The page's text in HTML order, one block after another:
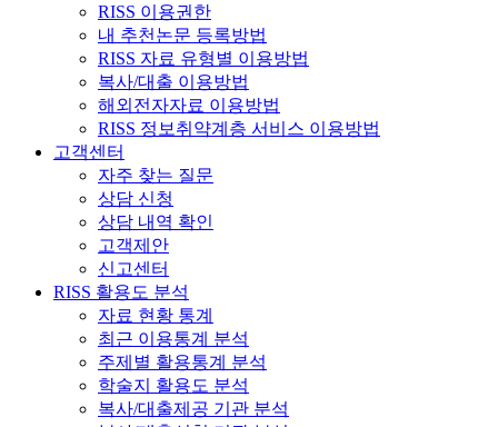
RISS 이용권한
내 추천논문 등록방법
RISS 자료 유형별 이용방법
복사/대출 이용방법
해외전자자료 이용방법
RISS 정보취약계층 서비스 이용방법
고객센터
자주 찾는 질문
상담 신청
상담 내역 확인
고객제안
신고센터
RISS 활용도 분석
자료 현황 통계
최근 이용통계 분석
주제별 활용통계 분석
학술지 활용도 분석
복사/대출제공 기관 분석